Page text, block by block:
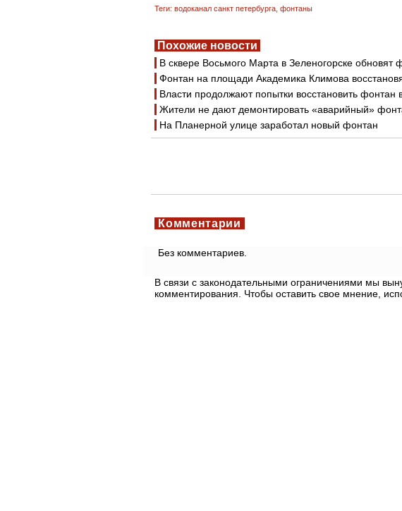
Теги: водоканал санкт петербурга фонтаны
Похожие новости
В сквере Восьмого Марта в Зеленогорске обновят
Фонтан на площади Академика Климова
Власти продолжают попытки восстановить фонтан
Жители не дают демонтировать «аварийный»
На Планерной улице заработал новый фонтан
Комментарии
Без комментариев.
В связи с законодательными ограничениями мы
комментирования. Чтобы оставить свое мнение,